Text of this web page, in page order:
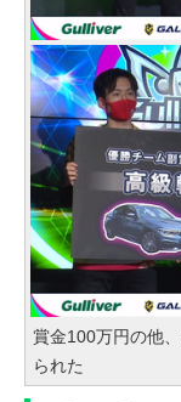
賞金100万円の他
られた